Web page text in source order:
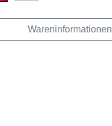
Wareninformationen